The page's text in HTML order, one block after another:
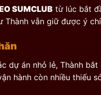
SUMCLUB từ lúc bắt
Thành vẫn giữ được ý
dự án nhỏ lẻ, Thành
hành còn nhiều thiếu